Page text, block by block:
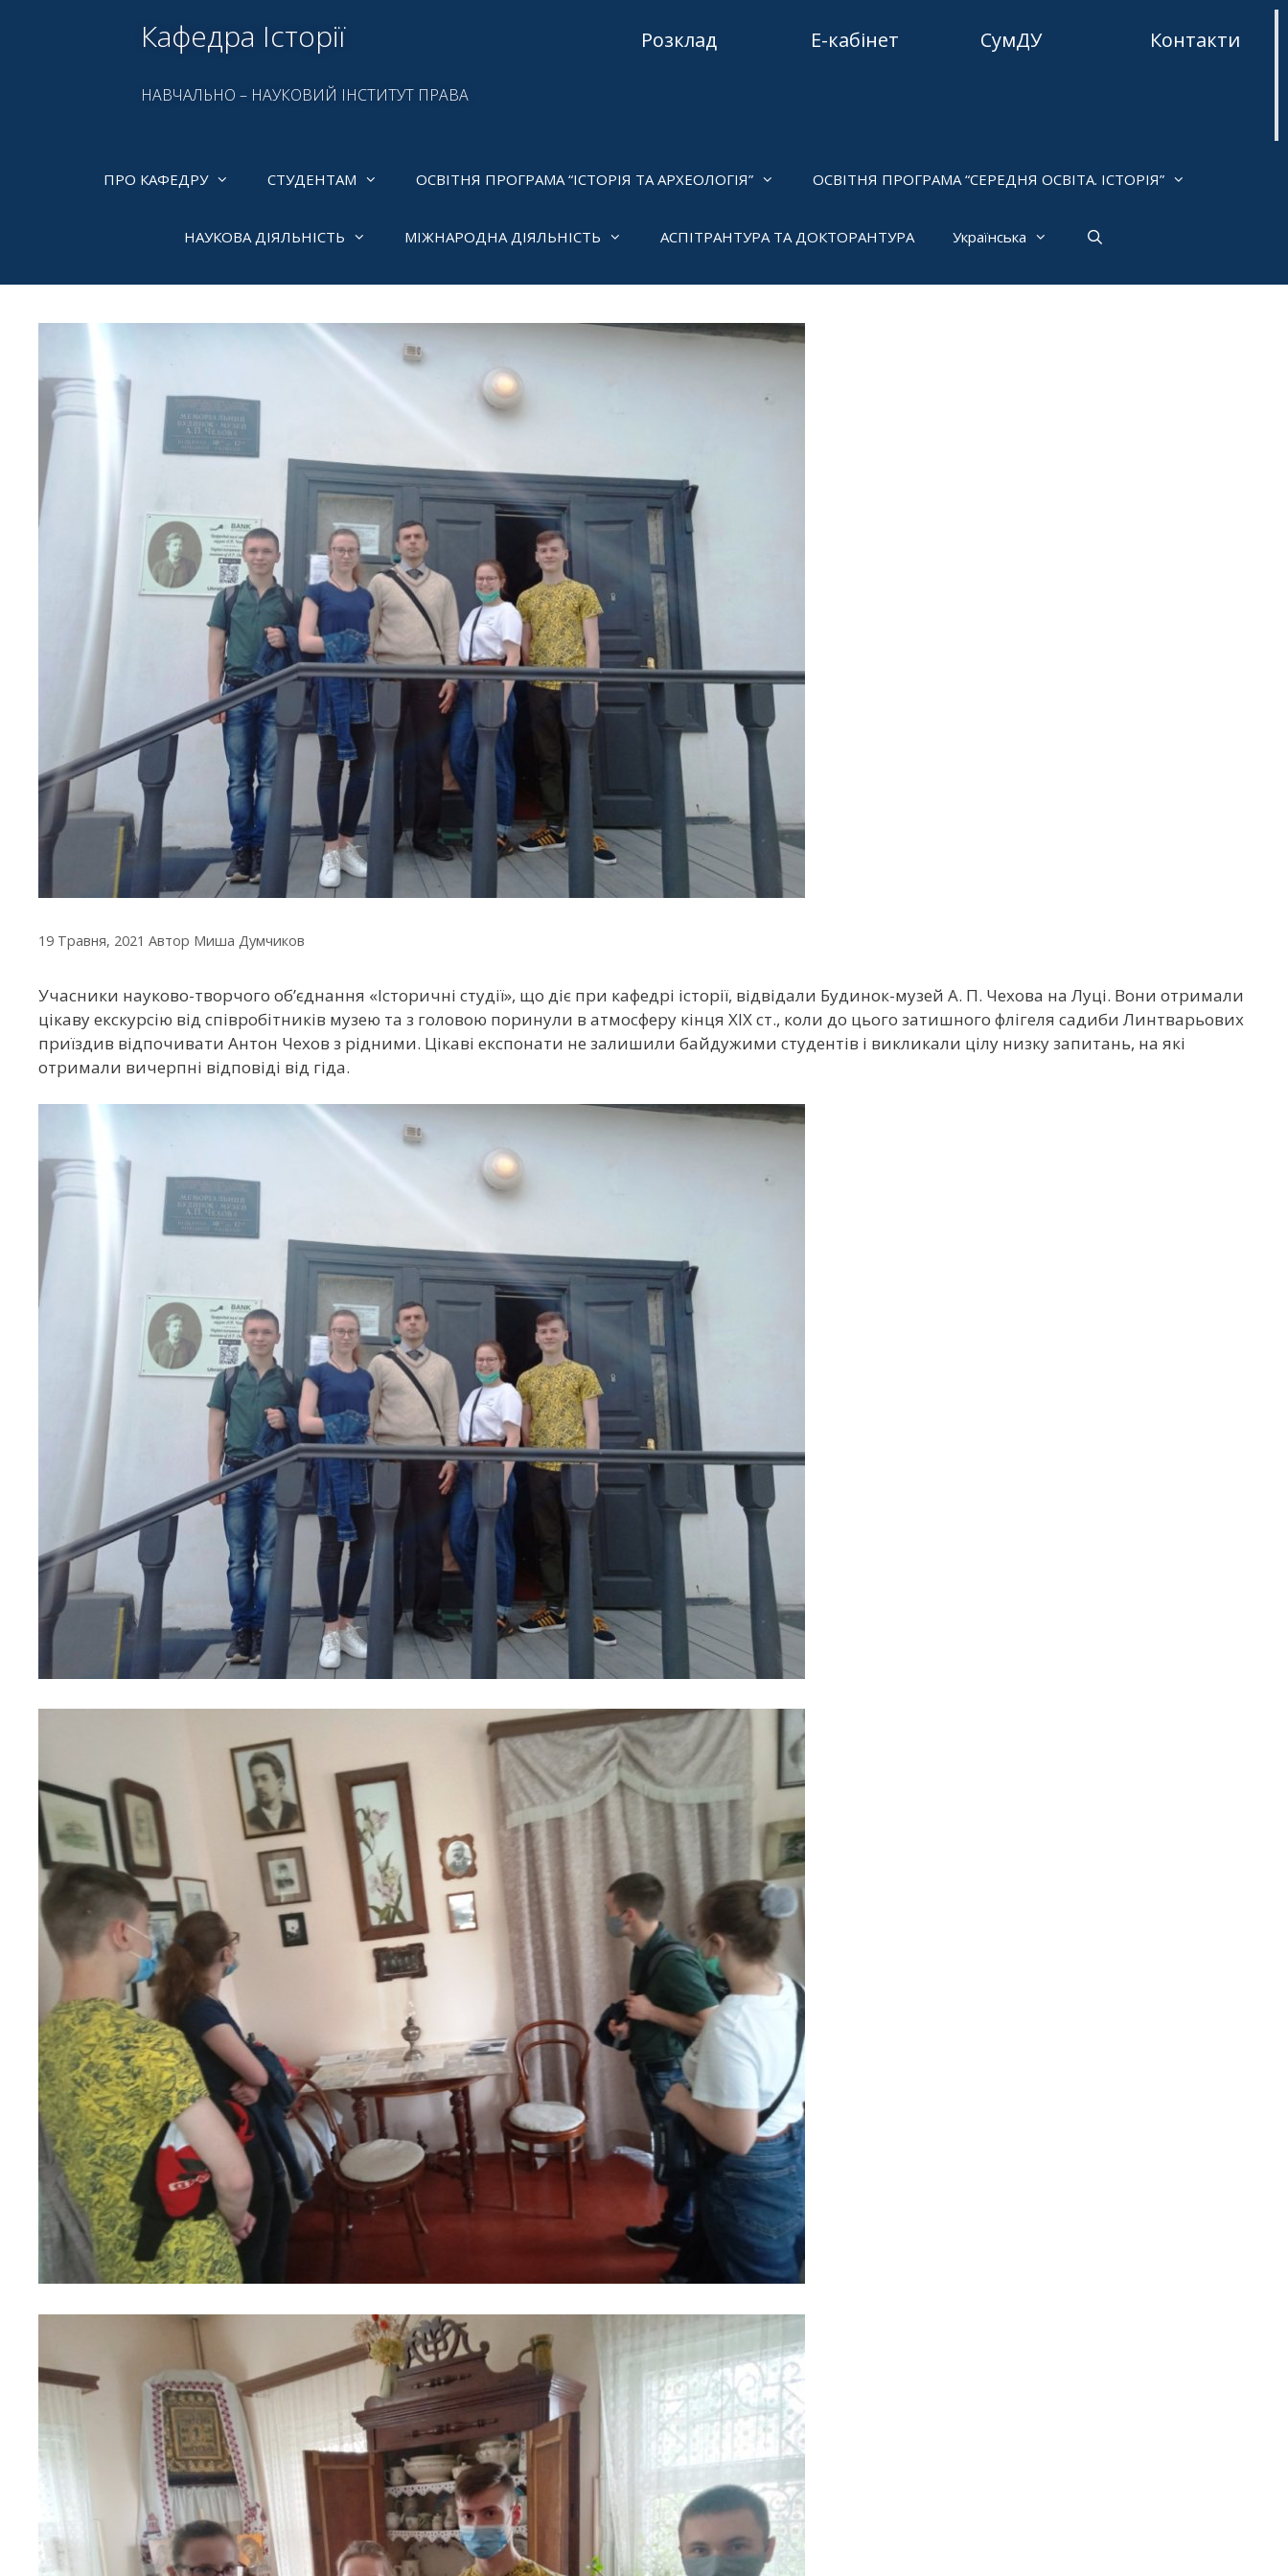
Кафедра Історії
НАВЧАЛЬНО – НАУКОВИЙ ІНСТИТУТ ПРАВА
Розклад Е-кабінет СумДУ Контакти
ПРО КАФЕДРУ СТУДЕНТАМ ОСВІТНЯ ПРОГРАМА “ІСТОРІЯ ТА АРХЕОЛОГІЯ” ОСВІТНЯ ПРОГРАМА “СЕРЕДНЯ ОСВІТА. ІСТОРІЯ”
НАУКОВА ДІЯЛЬНІСТЬ МІЖНАРОДНА ДІЯЛЬНІСТЬ АСПІТРАНТУРА ТА ДОКТОРАНТУРА Українська
19 Травня, 2021 Автор Миша Думчиков
Учасники науково-творчого об’єднання «Історичні студії», що діє при кафедрі історії, відвідали Будинок-музей А. П. Чехова на Луці. Вони отримали
цікаву екскурсію від співробітників музею та з головою поринули в атмосферу кінця ХІХ ст., коли до цього затишного флігеля садиби Линтварьових
приїздив відпочивати Антон Чехов з рідними. Цікаві експонати не залишили байдужими студентів і викликали цілу низку запитань, на які
отримали вичерпні відповіді від гіда.